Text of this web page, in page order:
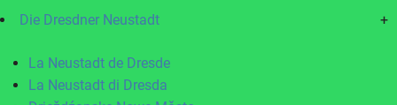
Die Dresdner Neustadt +
La Neustadt de Dresde
La Neustadt di Dresda